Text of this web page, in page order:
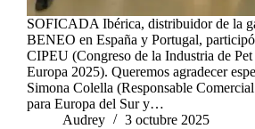
SOFICADA Ibérica, distribuidor de la
BENEO en España y Portugal,
CIPEU (Congreso de la Industria de Pet
Europa 2025). Queremos agradecer
Simona Colella (Responsable
para Europa del Sur y…
Audrey
3 octubre 2025